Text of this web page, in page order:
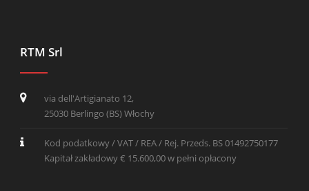
RTM Srl
via dell'Artigianato 12,
25030 Berlingo (BS) Włochy
Kod podatkowy / VAT / REA / Rej. Przeds. BS 01492750177
Kapitał zakładowy € 15.600,00 w pełni opłacony